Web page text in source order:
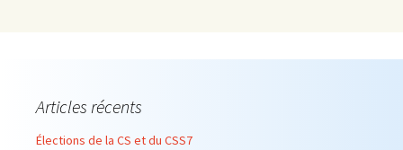
Articles récents
Élections de la CS et du CSS7